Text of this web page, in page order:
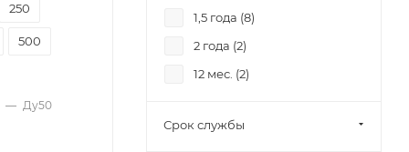
250
500
— Ду50
1,5 года (8)
2 года (2)
12 мес. (2)
Срок службы